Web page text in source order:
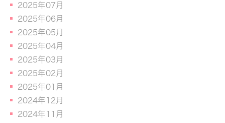
2025年07月
2025年06月
2025年05月
2025年04月
2025年03月
2025年02月
2025年01月
2024年12月
2024年11月